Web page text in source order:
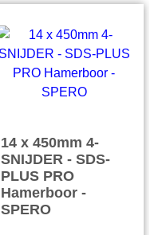
14 x 450mm 4-
SNIJDER - SDS-
PLUS PRO
Hamerboor -
SPERO